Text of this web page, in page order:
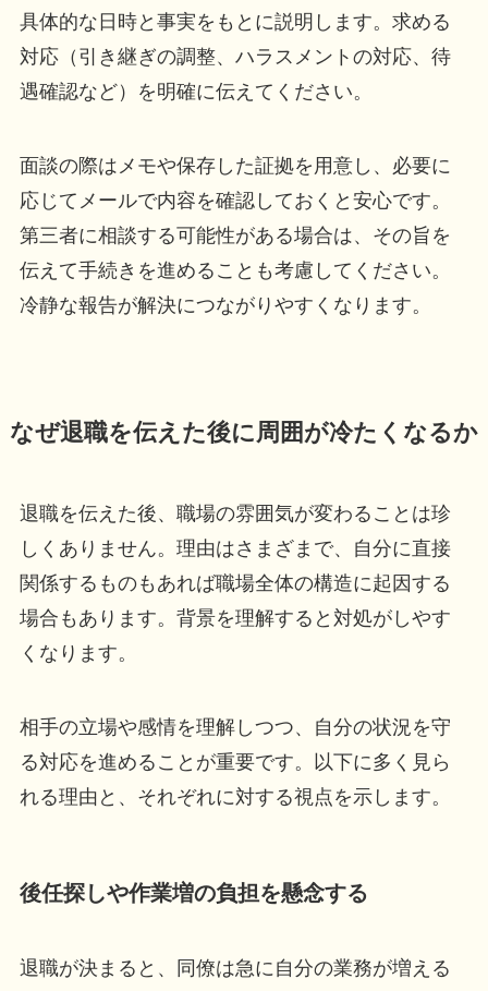
具体的な日時と事実をもとに説明します。求める
対応（引き継ぎの調整、ハラスメントの対応、待
遇確認など）を明確に伝えてください。
面談の際はメモや保存した証拠を用意し、必要に
応じてメールで内容を確認しておくと安心です。
第三者に相談する可能性がある場合は、その旨を
伝えて手続きを進めることも考慮してください。
冷静な報告が解決につながりやすくなります。
なぜ退職を伝えた後に周囲が冷たくなるか
退職を伝えた後、職場の雰囲気が変わることは珍
しくありません。理由はさまざまで、自分に直接
関係するものもあれば職場全体の構造に起因する
場合もあります。背景を理解すると対処がしやす
くなります。
相手の立場や感情を理解しつつ、自分の状況を守
る対応を進めることが重要です。以下に多く見ら
れる理由と、それぞれに対する視点を示します。
後任探しや作業増の負担を懸念する
退職が決まると、同僚は急に自分の業務が増える